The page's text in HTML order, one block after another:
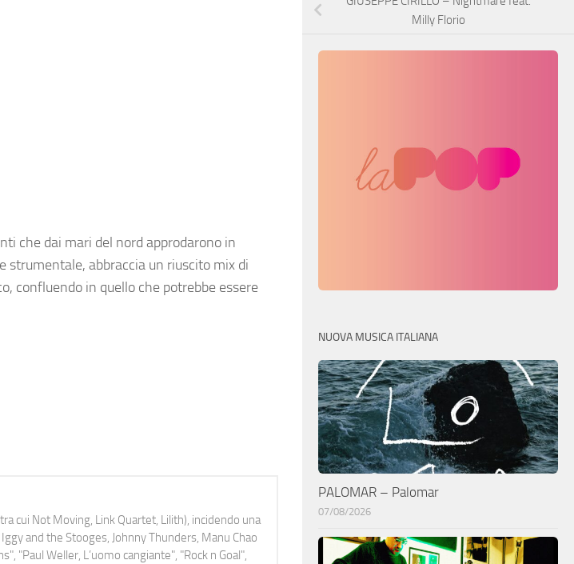
che dai mari del nord approdarono in
strumentale, abbraccia un riuscito mix di
confluendo in quello che potrebbe essere
cui Not Moving, Link Quartet, Lilith), incidendo una
and the Stooges, Johnny Thunders, Manu Chao
"Paul Weller, L’uomo cangiante", "Rock n Goal",
Milly Florio
NUOVA MUSICA ITALIANA
PALOMAR – Palomar
07/08/2026